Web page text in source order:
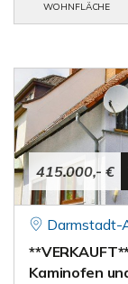
WOHNFLÄCHE
415.000,- €
Darmstadt-
Kaminofen